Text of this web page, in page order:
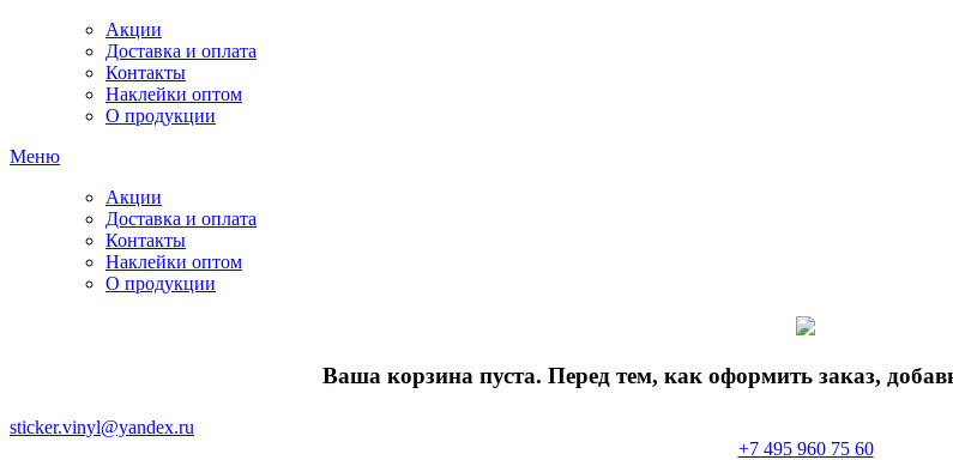
Акции
Доставка и оплата
Контакты
Наклейки оптом
О продукции
Меню
Акции
Доставка и оплата
Контакты
Наклейки оптом
О продукции
Ваша корзина пуста. Перед тем, как оформить заказ,
sticker.vinyl@yandex.ru
+7 495 960 75 60